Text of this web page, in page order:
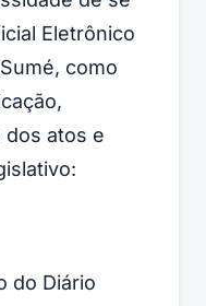
Eletrônico
como
dos atos e
do Diário